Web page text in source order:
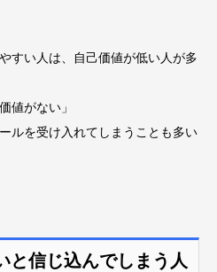
すい人は、自己価値が低い人が多
値がない」
ルを受け入れてしまうことも多い
と信じ込んでしまう人